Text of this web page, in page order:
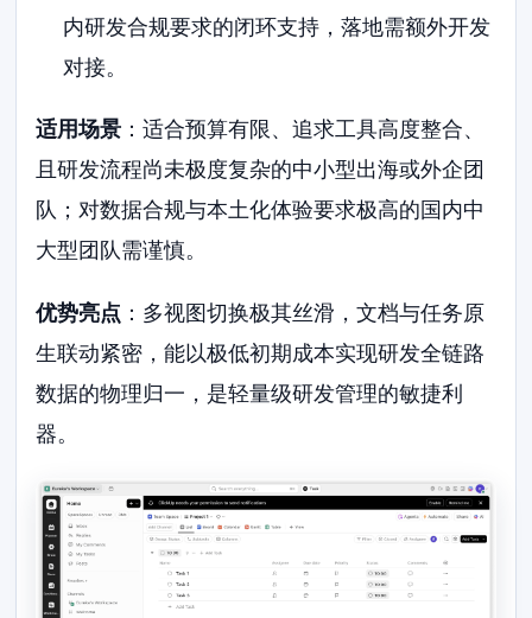
内研发合规要求的闭环支持，落地需额外开发
对接。
适用场景 ：适合预算有限、追求工具高度整合、
且研发流程尚未极度复杂的中小型出海或外企团
队；对数据合规与本土化体验要求极高的国内中
大型团队需谨慎。
优势亮点 ：多视图切换极其丝滑，文档与任务原
生联动紧密，能以极低初期成本实现研发全链路
数据的物理归一，是轻量级研发管理的敏捷利
器。